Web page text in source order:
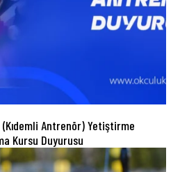
Antrenör) Yetiştirme
Kursu Duyurusu